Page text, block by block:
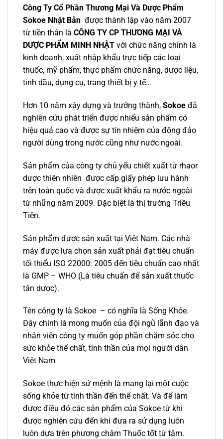
Công Ty Cổ Phần Thương Mại Và Dược Phẩm
Sokoe Nhật Bản được thành lập vào năm 2007
từ tiền thân là CÔNG TY CP THƯƠNG MẠI VÀ
DƯỢC PHẨM MINH NHẬT với chức năng chính là
kinh doanh, xuất nhập khẩu trực tiếp các loại
thuốc, mỹ phẩm, thực phẩm chức năng, dược liệu,
tinh dầu, dụng cụ, trang thiết bị y tế…
Hơn 10 năm xây dựng và trưởng thành, Sokoe đã
nghiên cứu phát triển được nhiểu sản phẩm có
hiệu quả cao và được sự tín nhiệm của đông đảo
người dùng trong nước cũng như nước ngoài.
Sản phẩm của công ty chủ yếu chiết xuất từ rhaor
dược thiên nhiên được cấp giấy phép lưu hành
trên toàn quốc và được xuất khẩu ra nước ngoài
từ những năm 2009. Đặc biệt là thị trường Triều
Tiên.
Sản phẩm được sản xuất tại Việt Nam. Các nhà
máy được lựa chọn sản xuất phải đạt tiêu chuẩn
tối thiểu ISO 22000: 2005 đến tiêu chuẩn cao nhất
là GMP – WHO (Là tiêu chuẩn để sản xuất thuốc
tân dược).
Tên công ty là Sokoe – có nghĩa là Sống Khỏe.
Đây chính là mong muốn của đội ngũ lãnh đạo và
nhân viên công ty muốn góp phần chăm sóc cho
sức khỏe thể chất, tinh thần của mọi người dân
Việt Nam
Sokoe thực hiện sứ mệnh là mang lại một cuộc
sống khỏe từ tinh thần đến thể chất. Và để làm
được điều đó các sản phẩm của Sokoe từ khi
được nghiên cứu đến khi đưa ra sử dụng luôn
luôn dựa trên phương châm Thuốc tốt từ tâm.